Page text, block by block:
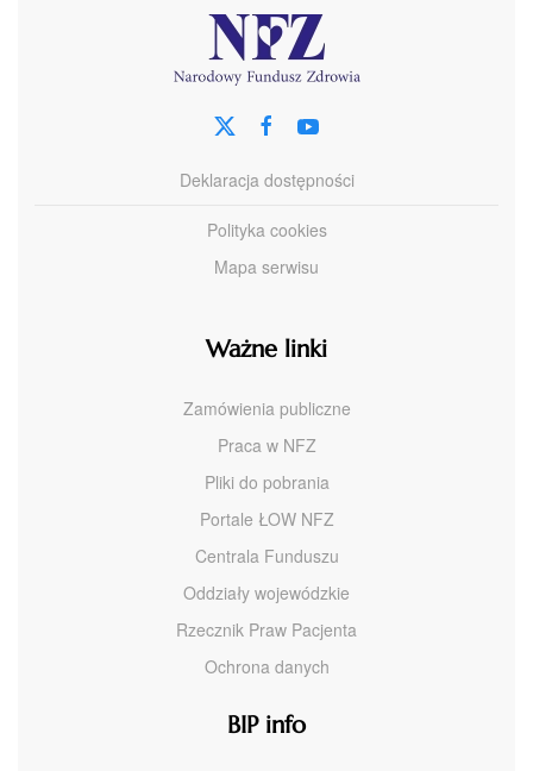
Deklaracja dostępności
Polityka cookies
Mapa serwisu
Ważne linki
Zamówienia publiczne
Praca w NFZ
Pliki do pobrania
Portale ŁOW NFZ
Centrala Funduszu
Oddziały wojewódzkie
Rzecznik Praw Pacjenta
Ochrona danych
BIP info